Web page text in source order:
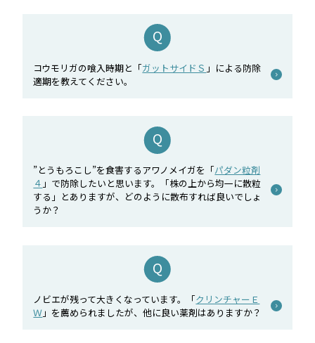
コウモリガの喰入時期と「ガットサイドＳ 」による防除
適期を教えてください。
”とうもろこし”を食害するアワノメイガを「パダン粒剤
４ 」で防除したいと思います。「株の上から均一に散粒
する」とありますが、どのように散布すれば良いでしょ
うか？
ノビエが残って大きくなっています。「クリンチャーＥ
Ｗ 」を薦められましたが、他に良い薬剤はありますか？